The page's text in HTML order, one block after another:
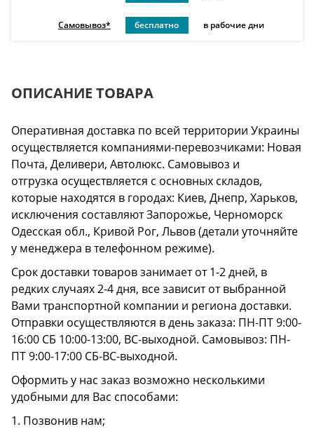
Самовывоз* бесплатно в рабочие дни
ОПИСАНИЕ ТОВАРА
Оперативная доставка по всей территории Украины
осуществляется компаниями-перевозчиками: Новая
Почта, Деливери, Автолюкс. Самовывоз и
отгрузка осуществляется с основных складов,
которые находятся в городах: Киев, Днепр, Харьков,
исключения составляют Запорожье, Черноморск
Одесская обл., Кривой Рог, Львов (детали уточняйте
у менеджера в телефонном режиме).
Срок доставки товаров занимает от 1-2 дней, в
редких случаях 2-4 дня, все зависит от выбранной
Вами транспортной компании и региона доставки.
Отправки осуществляются в день заказа: ПН-ПТ 9:00-
16:00 СБ 10:00-13:00, ВС-выходной. Самовывоз: ПН-
ПТ 9:00-17:00 СБ-ВС-выходной.
Оформить у нас заказ возможно несколькими
удобными для Вас способами:
1. Позвонив нам;